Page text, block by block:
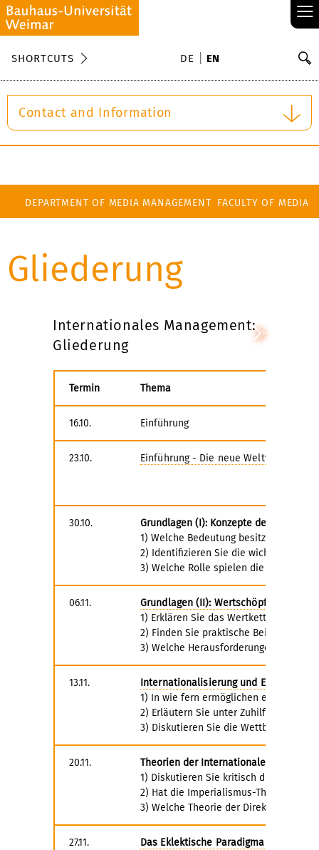
≡
SHORTCUTS DE EN
Contact and Information
DEPARTMENT OF MEDIA MANAGEMENT FACULTY OF MEDIA
Gliederung
Internationales Management:
Gliederung
Termin Thema
16.10. Einführung
23.10. Einführung - Die neue Weltwirtschaft
30.10.
Grundlagen (I): Konzepte der
1) Welche Bedeutung besitzen
2) Identifizieren Sie die wichtigsten
3) Welche Rolle spielen die
06.11.
Grundlagen (II):
1) Erklären Sie das Wertketten-
2) Finden Sie praktische Beispiele für
3) Welche Herausforderungen
13.11.
Internationalisierung und E-Commerce
1) In wie fern ermöglichen
2) Erläutern Sie unter Zuhilfenahme
3) Diskutieren Sie die
20.11.
Theorien der Internationalen
1) Diskutieren Sie kritisch die
2) Hat die Imperialismus-Theorie
3) Welche Theorie der
27.11.
Das Eklektische Paradigma des John